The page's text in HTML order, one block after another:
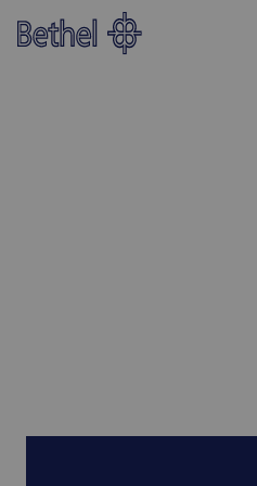
Zum Hauptinhalt springen
Zur Fußzeile springen